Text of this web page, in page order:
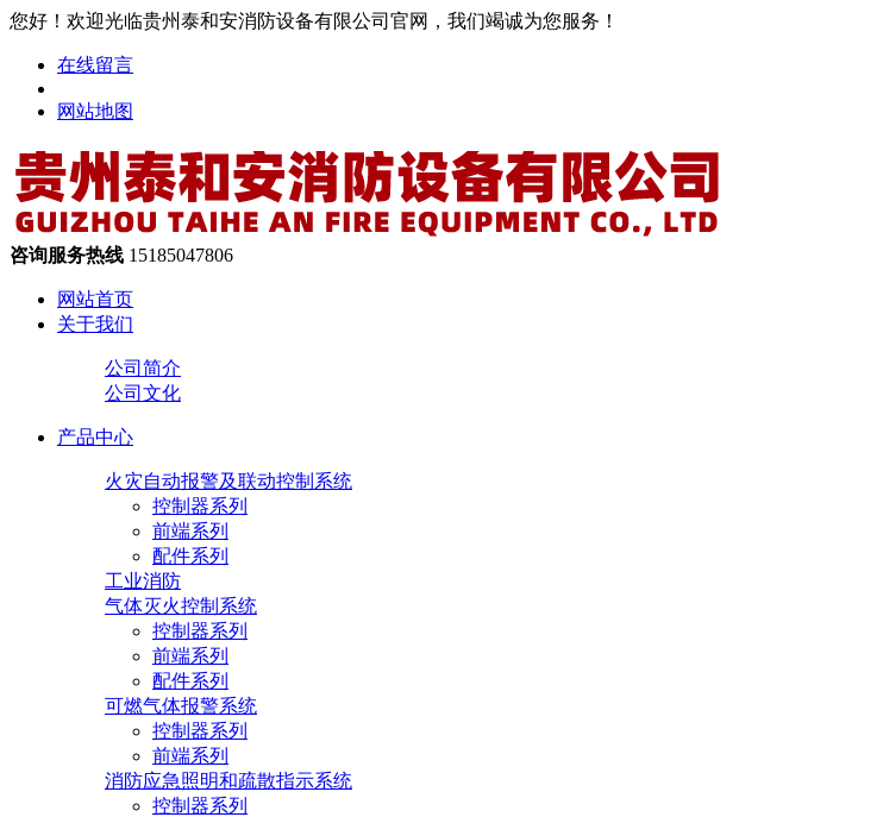
您好！欢迎光临贵州泰和安消防设备有限公司官网，我们竭诚为您服务！
在线留言
网站地图
咨询服务热线 15185047806
网站首页
关于我们
公司简介
公司文化
产品中心
火灾自动报警及联动控制系统
控制器系列
前端系列
配件系列
工业消防
气体灭火控制系统
控制器系列
前端系列
配件系列
可燃气体报警系统
控制器系列
前端系列
消防应急照明和疏散指示系统
控制器系列